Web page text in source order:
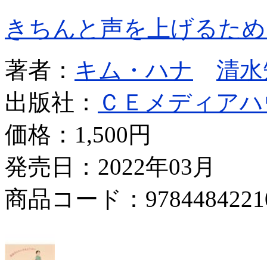
きちんと声を上げるた
著者： キム・ハナ
清
出版社：
ＣＥメディア
価格： 1,500円
発売日：2022年03月
商品コード：